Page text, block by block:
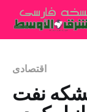
اقتصادی
نفت